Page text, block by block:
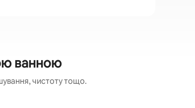
ванною
чистоту тощо.